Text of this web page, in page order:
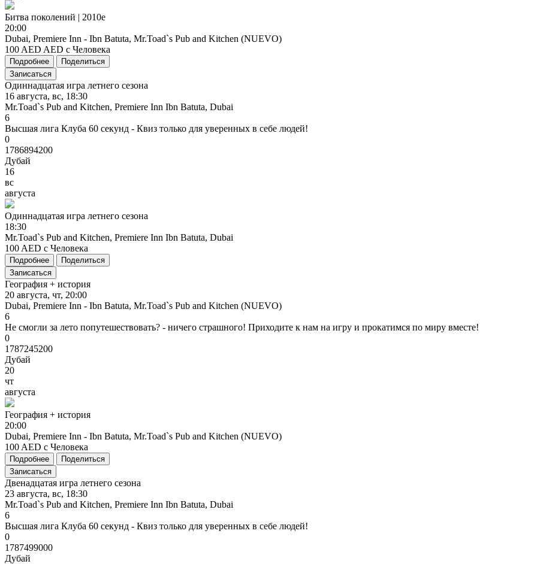
Битва поколений | 2010е
20:00
Dubai, Premiere Inn - Ibn Batuta, Mr.Toad`s Pub and Kitchen (NUEVO)
100 AED AED с Человека
Подробнее
Поделиться
Записаться
Одиннадцатая игра летнего сезона
16 августа, вс, 18:30
Mr.Toad`s Pub and Kitchen, Premiere Inn Ibn Batuta, Dubai
6
Высшая лига Клуба 60 секунд - Квиз только для уверенных в себе людей!
0
1786894200
Дубай
16
вс
августа
Одиннадцатая игра летнего сезона
18:30
Mr.Toad`s Pub and Kitchen, Premiere Inn Ibn Batuta, Dubai
100 AED с Человека
Подробнее
Поделиться
Записаться
География + история
20 августа, чт, 20:00
Dubai, Premiere Inn - Ibn Batuta, Mr.Toad`s Pub and Kitchen (NUEVO)
6
Не смогли за лето попутешествовать? - ничего страшного! Приходите к нам на игру и прокатимся по миру вместе!
0
1787245200
Дубай
20
чт
августа
География + история
20:00
Dubai, Premiere Inn - Ibn Batuta, Mr.Toad`s Pub and Kitchen (NUEVO)
100 AED с Человека
Подробнее
Поделиться
Записаться
Двенадцатая игра летнего сезона
23 августа, вс, 18:30
Mr.Toad`s Pub and Kitchen, Premiere Inn Ibn Batuta, Dubai
6
Высшая лига Клуба 60 секунд - Квиз только для уверенных в себе людей!
0
1787499000
Дубай